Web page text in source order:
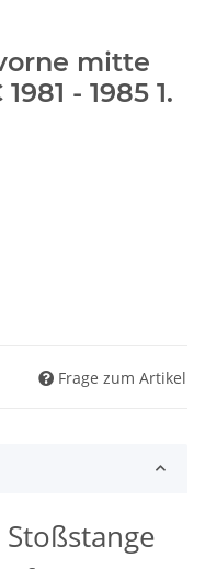
mitte
- 1985 1.
Frage zum Artikel